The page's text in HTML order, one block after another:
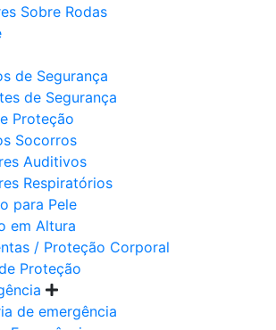
Sobre Rodas
de Segurança
de Segurança
Proteção
Socorros
Auditivos
Respiratórios
para Pele
em Altura
/ Proteção Corporal
Proteção
de emergência